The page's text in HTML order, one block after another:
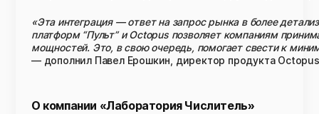
«Эта интеграция — ответ на запрос рынка в более
платформ “Пульт” и Octopus позволяет компаниям
мощностей. Это, в свою очередь, помогает свести к
— дополнил Павел Ерошкин, директор продукта
О компании «Лаборатория Числитель»